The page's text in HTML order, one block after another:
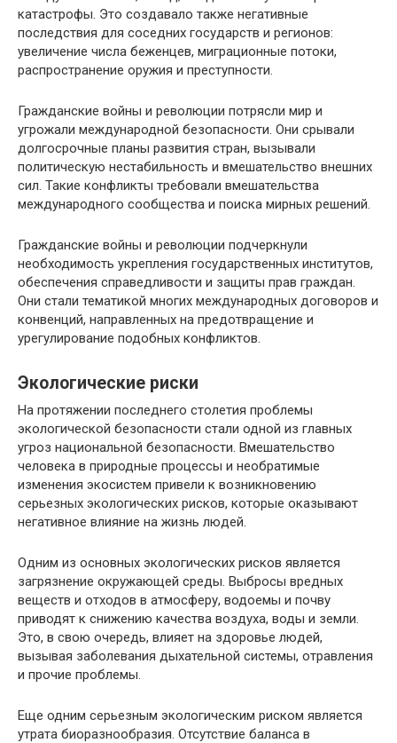
катастрофы. Это создавало также негативные
последствия для соседних государств и регионов:
увеличение числа беженцев, миграционные потоки,
распространение оружия и преступности.
Гражданские войны и революции потрясли мир и
угрожали международной безопасности. Они срывали
долгосрочные планы развития стран, вызывали
политическую нестабильность и вмешательство внешних
сил. Такие конфликты требовали вмешательства
международного сообщества и поиска мирных решений.
Гражданские войны и революции подчеркнули
необходимость укрепления государственных институтов,
обеспечения справедливости и защиты прав граждан.
Они стали тематикой многих международных договоров и
конвенций, направленных на предотвращение и
урегулирование подобных конфликтов.
Экологические риски
На протяжении последнего столетия проблемы
экологической безопасности стали одной из главных
угроз национальной безопасности. Вмешательство
человека в природные процессы и необратимые
изменения экосистем привели к возникновению
серьезных экологических рисков, которые оказывают
негативное влияние на жизнь людей.
Одним из основных экологических рисков является
загрязнение окружающей среды. Выбросы вредных
веществ и отходов в атмосферу, водоемы и почву
приводят к снижению качества воздуха, воды и земли.
Это, в свою очередь, влияет на здоровье людей,
вызывая заболевания дыхательной системы, отравления
и прочие проблемы.
Еще одним серьезным экологическим риском является
утрата биоразнообразия. Отсутствие баланса в